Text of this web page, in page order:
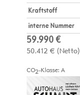
Kraftstoff
interne Nummer
59.990 €
50.412 € (Netto)
CO2-Klasse: A